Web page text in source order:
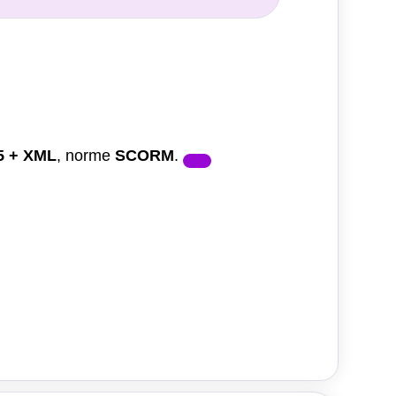
+ XML, norme SCORM.